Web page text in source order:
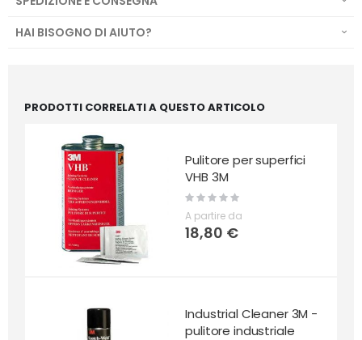
HAI BISOGNO DI AIUTO?
PRODOTTI CORRELATI A QUESTO ARTICOLO
Pulitore per superfici
VHB 3M
Rating:
0%
A partire da
18,80 €
Industrial Cleaner 3M -
pulitore industriale